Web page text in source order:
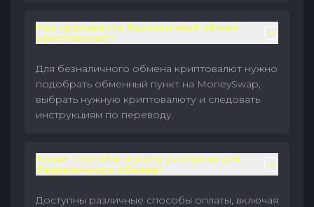
Как произвести безналичный обмен
криптовалют?
Для безналичного обмена криптовалют нужно
подобрать обменный пункт на MoneySwap,
выбрать нужную криптовалюту и следовать
инструкциям по переводу.
Какие способы оплаты доступны для
безналичного обмена?
Доступны различные способы оплаты, включая